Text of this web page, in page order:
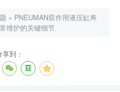
» PNEUMAN双作用液压缸寿
维护的关键细节
享到：